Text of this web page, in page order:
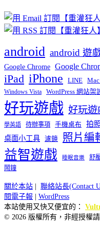
android android 遊
Google Chrome Google
iPad iPhone LINE
Windows Vista WordPress 網站架
好玩遊戲 好玩遊
學英語 待辦事項 手機桌布 拍
桌面小工具 濾鏡 照片編
益智遊戲 睡眠音樂 舒
鬧鐘
關於本站 聯絡站長(Contact
閱電子報
WordPress
本站使用又快又便宜的：
© 2026 版權所有，非經授權